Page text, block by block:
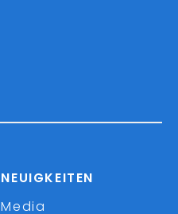
NEUIGKEITEN
Media